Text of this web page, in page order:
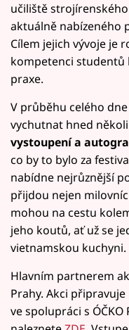
učiliště strojírenského
aktuálně nabízeného
Cílem jejich vývoje je
kompetenci studentů
praxe.
V průběhu celého
vychutnat hned
vystoupení a
co by to bylo za
nabídne nejrůznější
přijdou nejen
mohou na cestu
jeho koutů, ať už se
vietnamskou kuchyni.
Hlavním partnerem
Prahy. Akci
ve spolupráci s